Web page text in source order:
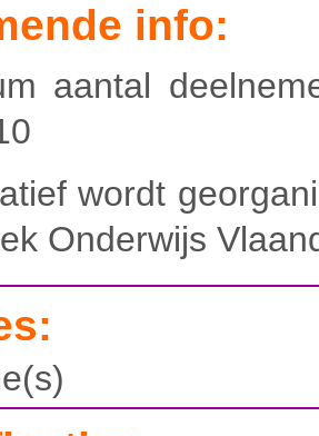
info:
aantal
wordt
Onderwijs